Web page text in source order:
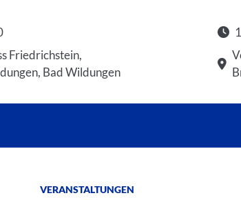
Friedrichstein,
Bad Wildungen
VERANSTALTUNGEN